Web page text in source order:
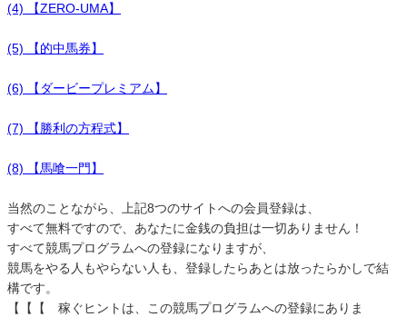
(4) 【ZERO-UMA】
(5) 【的中馬券】
(6) 【ダービープレミアム】
(7) 【勝利の方程式】
(8) 【馬喰一門】
当然のことながら、上記8つのサイトへの会員登録は、
すべて無料ですので、あなたに金銭の負担は一切ありません！
すべて競馬プログラムへの登録になりますが、
競馬をやる人もやらない人も、登録したらあとは放ったらかしで結
構です。
【【【 稼ぐヒントは、この競馬プログラムへの登録にありま